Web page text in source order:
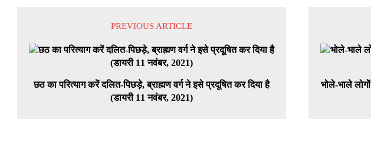
PREVIOUS ARTICLE
छठ का परित्याग करें दलित-पिछड़े, ब्राह्मण वर्ग ने इसे प्रदूषित कर दिया है
(डायरी 11 नवंबर, 2021)
भोले-भाले